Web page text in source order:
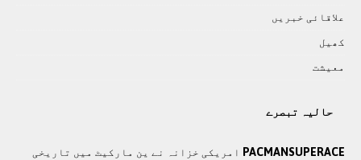
علاقائی خبريں
کھيل
معيشت
حالیہ تبصرے
PACMANSUPERACE امریکی خزانہ نے ین مارکیٹ میں تاریخی